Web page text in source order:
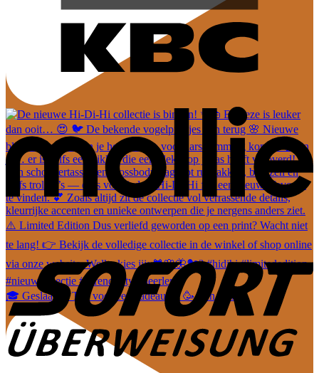
🎓 Geslaagd? Tijd voor een cadeautje! 🥳 Van leuke